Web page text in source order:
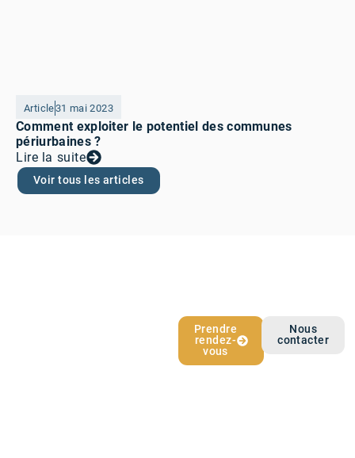
Voir tous les articles
Article31 mai 2023
Comment exploiter le potentiel des communes
périurbaines ?
Lire la suite
Prendre
rendez-
vous
Nous
contacter